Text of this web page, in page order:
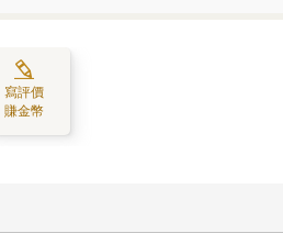
寫評價
賺金幣